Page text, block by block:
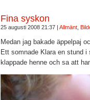
Fina syskon
25 augusti 2008 21:37 | Allmänt,
Medan jag bakade äppelpaj
Ett somnade Klara en stund
klappade henne och sa att